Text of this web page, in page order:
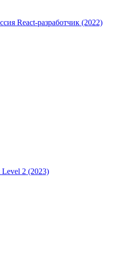
React-разработчик (2022)
2 (2023)